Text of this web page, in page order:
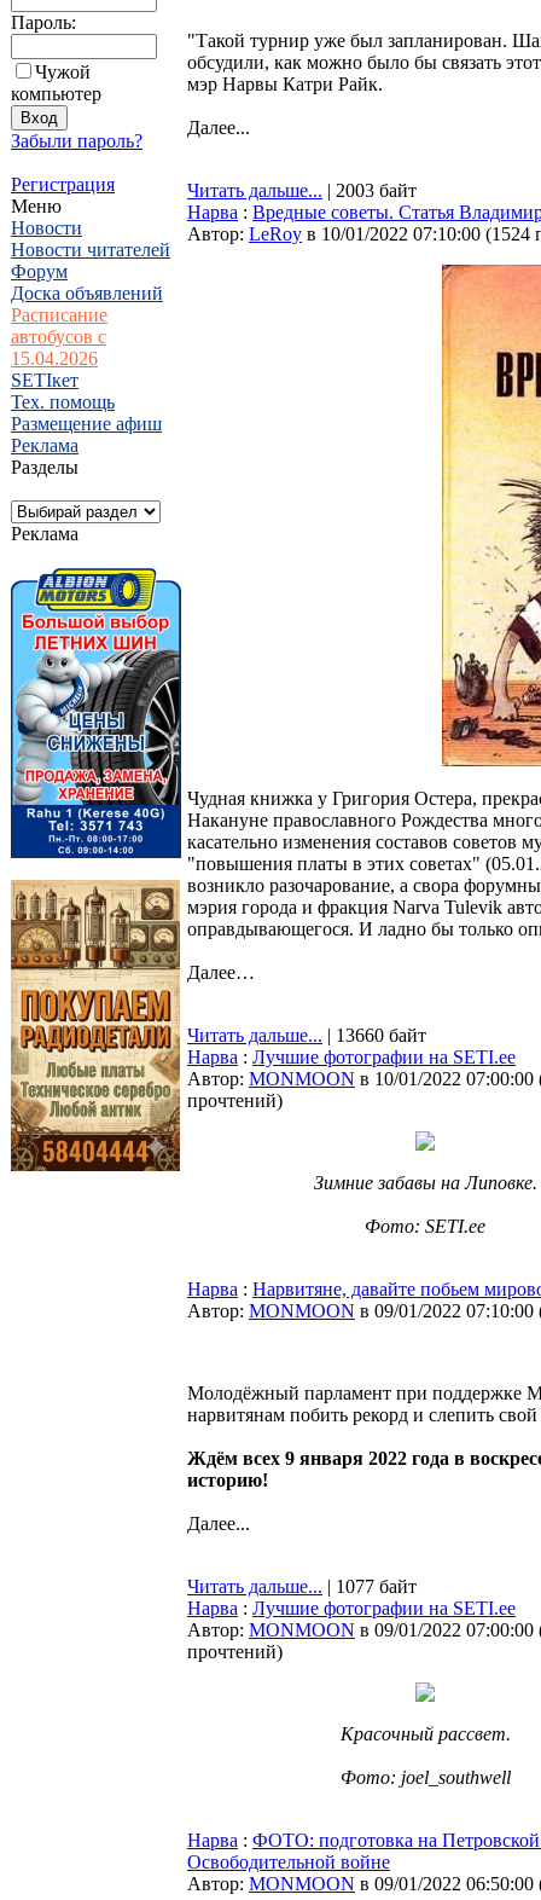
Пароль:
Чужой
компьютер
Забыли пароль?
Регистрация
Меню
Новости
Новости читателей
Форум
Доска объявлений
Расписание
автобусов с
15.04.2026
SETIкет
Тех. помощь
Размещение афиш
Реклама
Разделы
Реклама
"Такой турнир уже был запланирован.
обсудили, как можно было бы связать
мэр Нарвы Катри Райк.
Далее...
Читать дальше... | 2003 байт
Нарва : Вредные советы. Статья
Автор: LeRoy в 10/01/2022 07:10:00 (1524
Чудная книжка у Григория Остера,
Накануне православного Рождества
касательно изменения составов
"повышения платы в этих советах"
возникло разочарование, а свора
мэрия города и фракция Narva Tulevik
оправдывающегося. И ладно бы только
Далее…
Читать дальше... | 13660 байт
Нарва : Лучшие фотографии на SETI.ee
Автор: MONMOON в 10/01/2022 07:00:00
прочтений)
Зимние забавы на Липовке.
Фото: SETI.ee
Нарва : Нарвитяне, давайте побьем
Автор: MONMOON в 09/01/2022 07:10:00
Молодёжный парламент при поддержке
нарвитянам побить рекорд и слепить
Ждём всех 9 января 2022 года в
историю!
Далее...
Читать дальше... | 1077 байт
Нарва : Лучшие фотографии на SETI.ee
Автор: MONMOON в 09/01/2022 07:00:00
прочтений)
Красочный рассвет.
Фото: joel_southwell
Нарва : ФОТО: подготовка на
Освободительной войне
Автор: MONMOON в 09/01/2022 06:50:00